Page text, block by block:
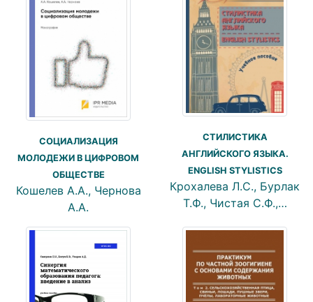
СОЦИАЛИЗАЦИЯ
МОЛОДЕЖИ В ЦИФРОВОМ
ОБЩЕСТВЕ
Кошелев А.А., Чернова
А.А.
СТИЛИСТИКА
АНГЛИЙСКОГО ЯЗЫКА.
ENGLISH STYLISTICS
Крохалева Л.С., Бурлак
Т.Ф., Чистая С.Ф.,…